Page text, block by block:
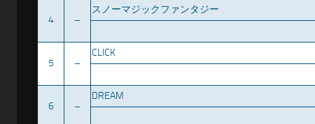
4 –
スノーマジックファンタジー
5 –
CLICK
6 –
DREAM